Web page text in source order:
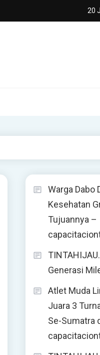
20
Warga Dabo
Kesehatan
Tujuannya –
Generasi
Atlet Muda
Juara 3
Se-Sumatra